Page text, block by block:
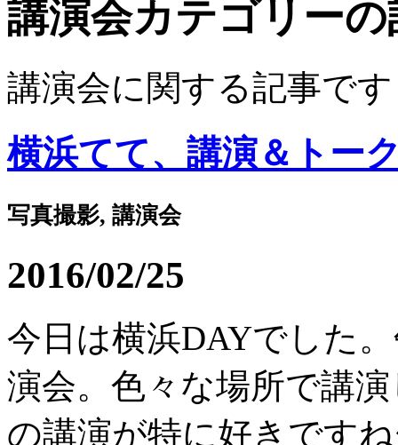
講演会カテゴリーの
講演会に関する記事です
横浜てて、講演＆トー
写真撮影, 講演会
2016/02/25
今日は横浜DAYでした
演会。色々な場所で講
の講演が特に好きです